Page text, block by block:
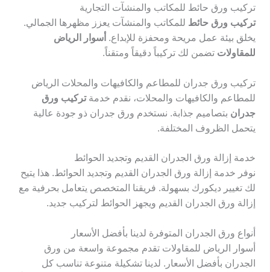
تركيب ورق حائط للمكاتب والمنشآت التجارية
تركيب ورق حائط للمكاتب والمنشآت يعزز مظهرها الجمالي.
يخلق بيئة عمل مريحة ومحفزة للإبداع. أسوار الرياض
للمقاولات تضمن لك تركيباً دقيقاً ومتقناً.
تركيب ورق جدران للمطاعم والكافيهات والمحلات الرياض
للمطاعم والكافيهات والمحلات، نقدم خدمةتركيب ورق
جدران بتصاميم جذابة. نستخدم ورق جدران ذو جودة عالية
يتحمل الظروف المختلفة.
خدمة إزالة ورق الجدران القديم وتجديد الحوائط
نوفر خدمة إزالة ورق الجدران القديم وتجديد الحوائط. هذا يتيح
لك تغيير ديكورك بسهولة. فريقنا المتخصص يتعامل بحرفية مع
إزالة ورق الجدران القديم ويجهز الحوائط لتركيب جديد.
أنواع ورق الجدران المتوفرة لدينا بأفضل الأسعار
أسوار الرياض للمقاولات تقدم مجموعة واسعة من ورق
الجدران بأفضل الأسعار. لدينا تشكيلة متنوعة تناسب كل